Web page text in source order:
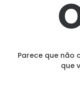
Parece que não
que